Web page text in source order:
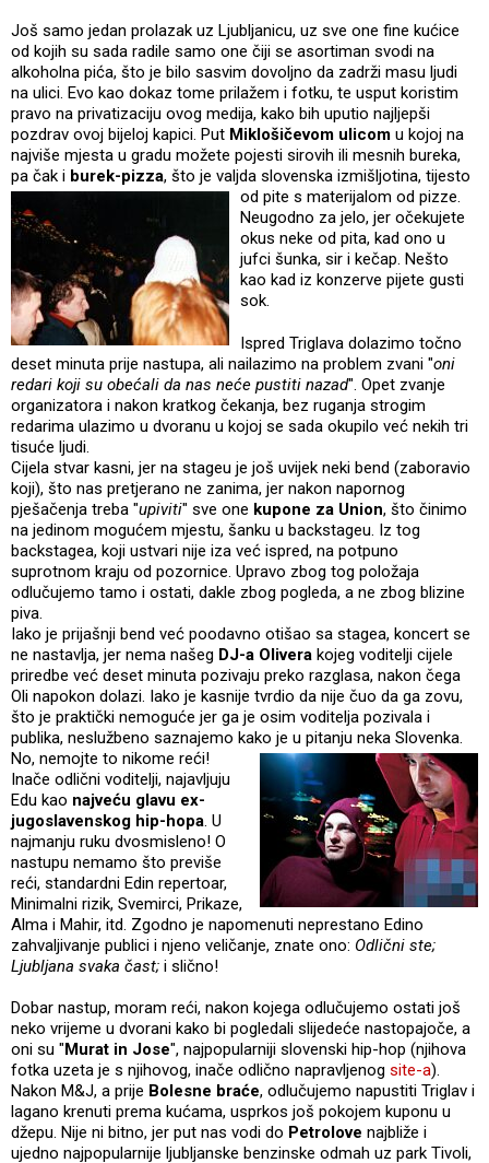
Još samo jedan prolazak uz Ljubljanicu, uz sve one fine kućice
od kojih su sada radile samo one čiji se asortiman svodi na
alkoholna pića, što je bilo sasvim dovoljno da zadrži masu ljudi
na ulici. Evo kao dokaz tome prilažem i fotku, te usput koristim
pravo na privatizaciju ovog medija, kako bih uputio najljepši
pozdrav ovoj bijeloj kapici. Put Miklošičevom ulicom u kojoj na
najviše mjesta u gradu možete pojesti sirovih ili mesnih bureka,
pa čak i burek-pizza, što je valjda slovenska izmišljotina, tijesto
od pite s materijalom od pizze.
Neugodno za jelo, jer očekujete
okus neke od pita, kad ono u
jufci šunka, sir i kečap. Nešto
kao kad iz konzerve pijete gusti
sok.
Ispred Triglava dolazimo točno
deset minuta prije nastupa, ali nailazimo na problem zvani "oni
redari koji su obećali da nas neće pustiti nazad". Opet zvanje
organizatora i nakon kratkog čekanja, bez ruganja strogim
redarima ulazimo u dvoranu u kojoj se sada okupilo već nekih tri
tisuće ljudi.
Cijela stvar kasni, jer na stageu je još uvijek neki bend (zaboravio
koji), što nas pretjerano ne zanima, jer nakon napornog
pješačenja treba "upiviti" sve one kupone za Union, što činimo
na jedinom mogućem mjestu, šanku u backstageu. Iz tog
backstagea, koji ustvari nije iza već ispred, na potpuno
suprotnom kraju od pozornice. Upravo zbog tog položaja
odlučujemo tamo i ostati, dakle zbog pogleda, a ne zbog blizine
piva.
Iako je prijašnji bend već poodavno otišao sa stagea, koncert se
ne nastavlja, jer nema našeg DJ-a Olivera kojeg voditelji cijele
priredbe već deset minuta pozivaju preko razglasa, nakon čega
Oli napokon dolazi. Iako je kasnije tvrdio da nije čuo da ga zovu,
što je praktički nemoguće jer ga je osim voditelja pozivala i
publika, neslužbeno saznajemo kako je u pitanju neka Slovenka.
No, nemojte to nikome reći!
Inače odlični voditelji, najavljuju
Edu kao najveću glavu ex-
jugoslavenskog hip-hopa. U
najmanju ruku dvosmisleno! O
nastupu nemamo što previše
reći, standardni Edin repertoar,
Minimalni rizik, Svemirci, Prikaze,
Alma i Mahir, itd. Zgodno je napomenuti neprestano Edino
zahvaljivanje publici i njeno veličanje, znate ono: Odlični ste;
Ljubljana svaka čast; i slično!
Dobar nastup, moram reći, nakon kojega odlučujemo ostati još
neko vrijeme u dvorani kako bi pogledali slijedeće nastopajoče, a
oni su "Murat in Jose", najpopularniji slovenski hip-hop (njihova
fotka uzeta je s njihovog, inače odlično napravljenog site-a).
Nakon M&J, a prije Bolesne braće, odlučujemo napustiti Triglav i
lagano krenuti prema kućama, usprkos još pokojem kuponu u
džepu. Nije ni bitno, jer put nas vodi do Petrolove najbliže i
ujedno najpopularnije ljubljanske benzinske odmah uz park Tivoli,